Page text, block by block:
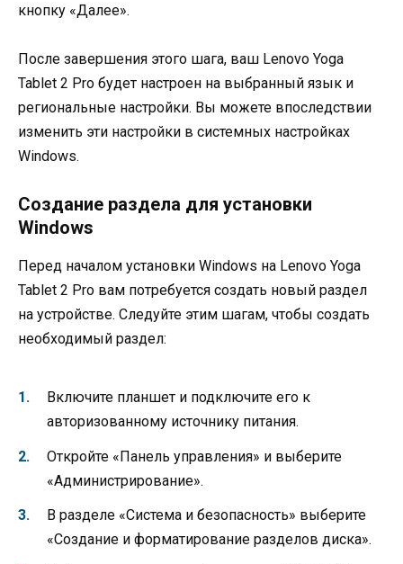
кнопку «Далее».
После завершения этого шага, ваш Lenovo Yoga
Tablet 2 Pro будет настроен на выбранный язык и
региональные настройки. Вы можете впоследствии
изменить эти настройки в системных настройках
Windows.
Создание раздела для установки
Windows
Перед началом установки Windows на Lenovo Yoga
Tablet 2 Pro вам потребуется создать новый раздел
на устройстве. Следуйте этим шагам, чтобы создать
необходимый раздел:
Включите планшет и подключите его к
авторизованному источнику питания.
Откройте «Панель управления» и выберите
«Администрирование».
В разделе «Система и безопасность» выберите
«Создание и форматирование разделов диска».